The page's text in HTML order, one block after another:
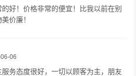
好！价格非常的便宜！比我以前在别
价廉！
06
务态度很好，一切以顾客为主，朋友